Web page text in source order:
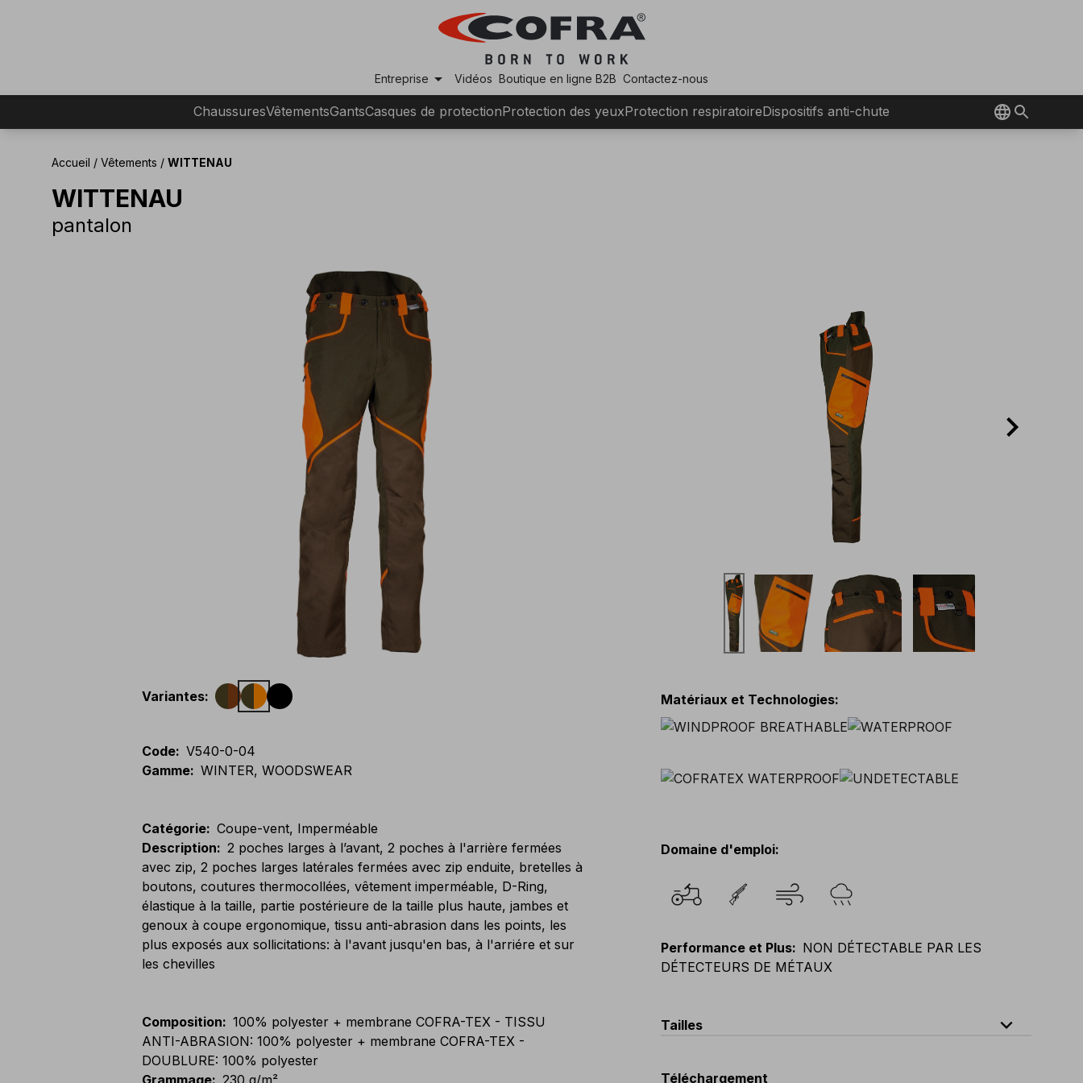
Entreprise arrow_drop_down Vidéos Boutique en ligne B2B Contactez-nous
ChaussuresVêtementsGantsCasques de protectionProtection des yeuxProtection respiratoireDispositifs anti-chute
Accueil / Vêtements / WITTENAU
WITTENAU
pantalon
Variantes:
Code: V540-0-04
Gamme: WINTER, WOODSWEAR
Catégorie: Coupe-vent, Imperméable
Description: 2 poches larges à l’avant, 2 poches à l'arrière fermées
avec zip, 2 poches larges latérales fermées avec zip enduite, bretelles à
boutons, coutures thermocollées, vêtement imperméable, D-Ring,
élastique à la taille, partie postérieure de la taille plus haute, jambes et
genoux à coupe ergonomique, tissu anti-abrasion dans les points, les
plus exposés aux sollicitations: à l'avant jusqu'en bas, à l'arriére et sur
les chevilles
Composition: 100% polyester + membrane COFRA-TEX - TISSU
ANTI-ABRASION: 100% polyester + membrane COFRA-TEX -
DOUBLURE: 100% polyester
Grammage: 230 g/m²
Matériaux et Technologies:
Domaine d'emploi:
Performance et Plus: NON DÉTECTABLE PAR LES
DÉTECTEURS DE MÉTAUX
Tailles expand_less
Téléchargement